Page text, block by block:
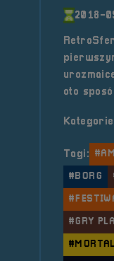
2018-
oto
Tagi:
#BORG
#GRY